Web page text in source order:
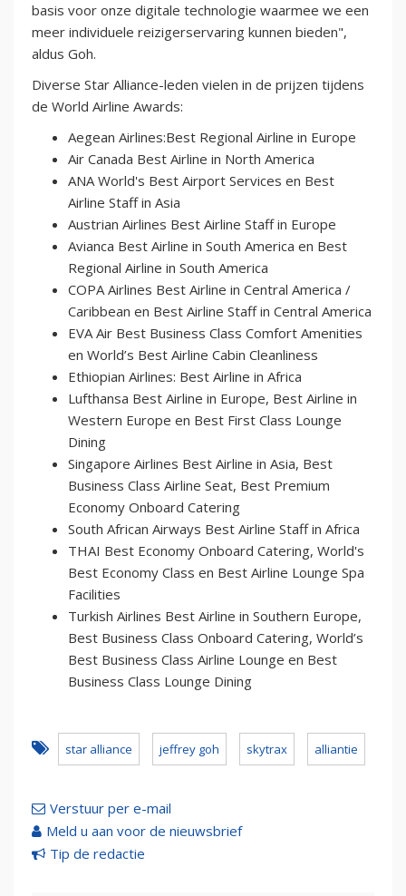
basis voor onze digitale technologie waarmee we een
meer individuele reizigerservaring kunnen bieden",
aldus Goh.
Diverse Star Alliance-leden vielen in de prijzen tijdens
de World Airline Awards:
Aegean Airlines:Best Regional Airline in Europe
Air Canada Best Airline in North America
ANA World's Best Airport Services en Best
Airline Staff in Asia
Austrian Airlines Best Airline Staff in Europe
Avianca Best Airline in South America en Best
Regional Airline in South America
COPA Airlines Best Airline in Central America /
Caribbean en Best Airline Staff in Central America
EVA Air Best Business Class Comfort Amenities
en World’s Best Airline Cabin Cleanliness
Ethiopian Airlines: Best Airline in Africa
Lufthansa Best Airline in Europe, Best Airline in
Western Europe en Best First Class Lounge
Dining
Singapore Airlines Best Airline in Asia, Best
Business Class Airline Seat, Best Premium
Economy Onboard Catering
South African Airways Best Airline Staff in Africa
THAI Best Economy Onboard Catering, World's
Best Economy Class en Best Airline Lounge Spa
Facilities
Turkish Airlines Best Airline in Southern Europe,
Best Business Class Onboard Catering, World’s
Best Business Class Airline Lounge en Best
Business Class Lounge Dining
star alliance jeffrey goh skytrax alliantie
Verstuur per e-mail
Meld u aan voor de nieuwsbrief
Tip de redactie